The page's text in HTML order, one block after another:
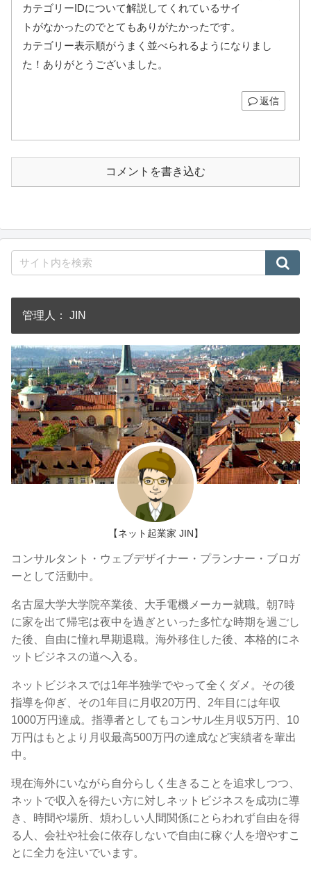
カテゴリーIDについて解説してくれているサイ
トがなかったのでとてもありがたかったです。
カテゴリー表示順がうまく並べられるようになりまし
た！ありがとうございました。
返信
コメントを書き込む
管理人： JIN
【ネット起業家 JIN】
コンサルタント・ウェブデザイナー・プランナー・ブロガ
ーとして活動中。
名古屋大学大学院卒業後、大手電機メーカー就職。朝7時
に家を出て帰宅は夜中を過ぎといった多忙な時期を過ごし
た後、自由に憧れ早期退職。海外移住した後、本格的にネ
ットビジネスの道へ入る。
ネットビジネスでは1年半独学でやって全くダメ。その後
指導を仰ぎ、その1年目に月収20万円、2年目には年収
1000万円達成。指導者としてもコンサル生月収5万円、10
万円はもとより月収最高500万円の達成など実績者を輩出
中。
現在海外にいながら自分らしく生きることを追求しつつ、
ネットで収入を得たい方に対しネットビジネスを成功に導
き、時間や場所、煩わしい人間関係にとらわれず自由を得
る人、会社や社会に依存しないで自由に稼ぐ人を増やすこ
とに全力を注いでいます。